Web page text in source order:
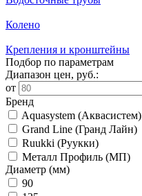
Колено
Крепления и кронштейны
Подбор по параметрам
Диапазон цен, руб.:
от
Бренд
Aquasystem (Аквасистем)
Grand Line (Гранд Лайн)
Ruukki (Руукки)
Металл Профиль (МП)
Диаметр (мм)
90